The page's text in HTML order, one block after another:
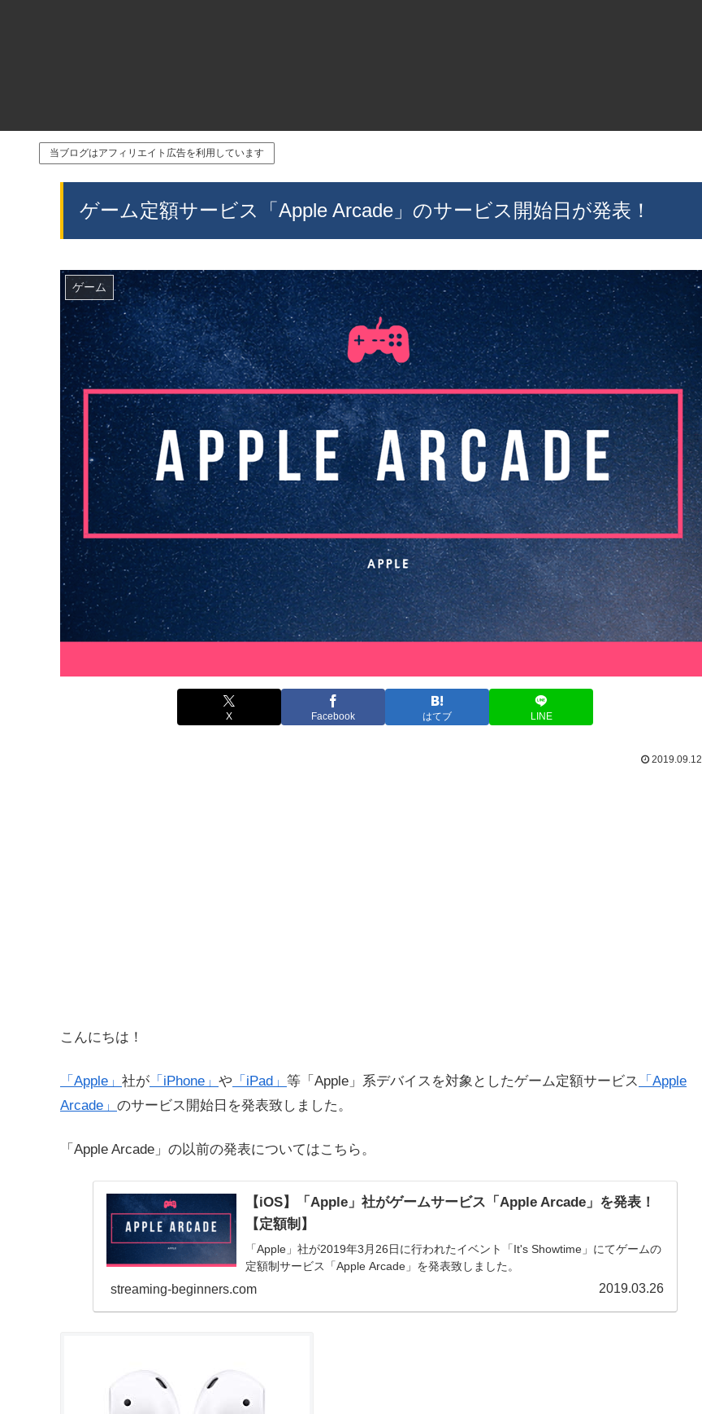
当ブログはアフィリエイト広告を利用しています
ゲーム定額サービス「Apple Arcade」のサービス開始日が発表！
ゲーム
X Facebook はてブ LINE
2019.09.12
こんにちは！
「Apple」 社が 「iPhone」 や 「iPad」 等「Apple」系デバイスを対象としたゲーム定額サービス
「Apple
Arcade」 のサービス開始日を発表致しました。
「Apple Arcade」の以前の発表についてはこちら。
【iOS】「Apple」社がゲームサービス「Apple Arcade」を発表！
【定額制】
「Apple」社が2019年3月26日に行われたイベント「It's Showtime」にてゲームの
定額制サービス「Apple Arcade」を発表致しました。
streaming-beginners.com 2019.03.26